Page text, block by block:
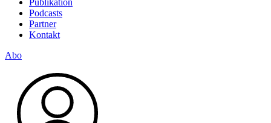
Podcasts
Partner
Kontakt
Abo